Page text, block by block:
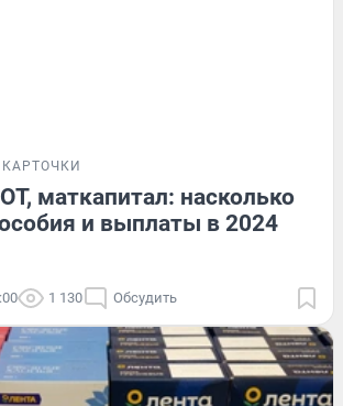
КАРТОЧКИ
маткапитал: насколько
и выплаты в 2024
1 130 Обсудить